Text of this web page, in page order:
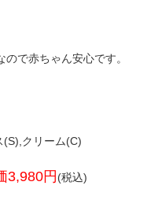
で赤ちゃん安心です。
(S),クリーム(C)
3,980円 (税込)